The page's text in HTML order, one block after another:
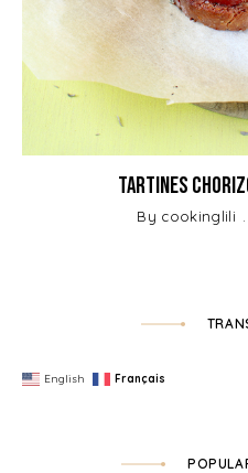
Tartines
By cookinglili
English Français